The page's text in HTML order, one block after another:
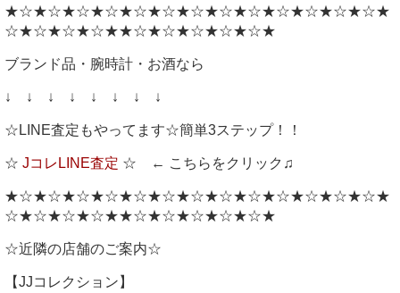
★☆★☆★☆★☆★☆★☆★☆★☆★☆★☆★☆★☆★☆★
☆★☆★☆★☆★★☆★☆★☆★☆★☆★
ブランド品・腕時計・お酒なら
↓ ↓ ↓ ↓ ↓ ↓ ↓ ↓
☆LINE査定もやってます☆簡単3ステップ！！
☆ JコレLINE査定 ☆ ← こちらをクリック♫
★☆★☆★☆★☆★☆★☆★☆★☆★☆★☆★☆★☆★☆★
☆★☆★☆★☆★★☆★☆★☆★☆★☆★
☆近隣の店舗のご案内☆
【JJコレクション】